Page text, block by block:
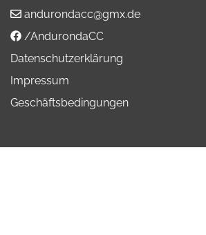
andurondacc@gmx.de
/AndurondaCC
Datenschutzerklärung
Impressum
Geschäftsbedingungen